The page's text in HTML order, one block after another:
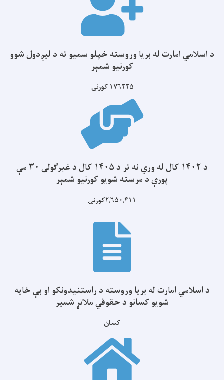
د اسلامي امارت له بریا وروسته خپلو سمیو ته د لیږدول شوو
کورنیو شمېر
۱۷۶۲۲۵کورنۍ
د ۱۴۰۲ کال له وري نه تر د ۱۴۰۵ کال د غبرګولی ۳۰ مې
پورې د مرسته شویو کورنیو شمېر
۲,۶۵۰,۴۱۱کورنۍ
د اسلامي امارت له بریا وروسته د راستنیدونکو او بې ځایه
شویو کسانو د حقوقي ملاتړ شمیر
کسان